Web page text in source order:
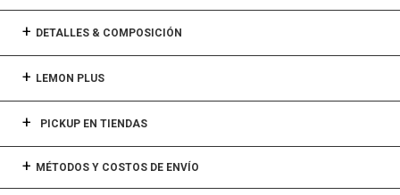
DETALLES & COMPOSICIÓN
LEMON PLUS
PICKUP EN TIENDAS
MÉTODOS Y COSTOS DE ENVÍO